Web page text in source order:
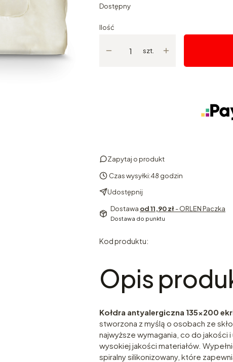
Dostępny
Ilość
szt.
Zapytaj o produkt
Czas wysyłki:48 godzin
Udostępnij
Dostawa od 11,90 zł- ORLEN Paczka
Dostawa do punktu
Kod produktu:
Opis
Kołdra antyalergiczna 135x200
stworzona z myślą o osobach ze
najwyższe wymagania, co do jakości
wysokiej jakości materiałów.
spiralny silikonizowany, które